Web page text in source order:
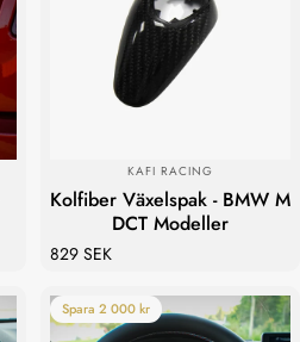
LEVERANTÖR:
KAFI RACING
Kolfiber Växelspak - BMW M
DCT Modeller
829 SEK
Spara 2 000 kr